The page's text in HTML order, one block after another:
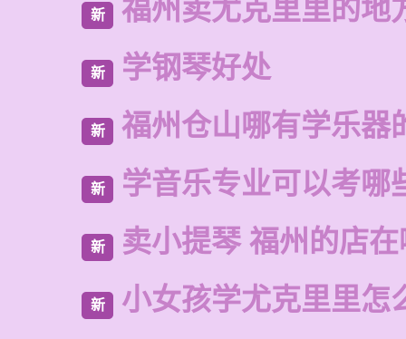
新 福州卖尤克里里的地
新 学钢琴好处
新 福州仓山哪有学乐器
新 学音乐专业可以考哪
新 卖小提琴 福州的店
新 小女孩学尤克里里怎